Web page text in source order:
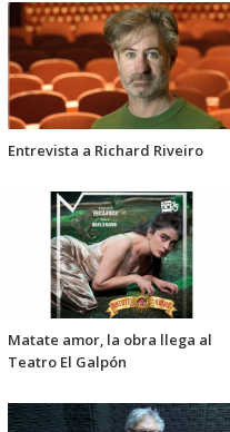
Entrevista a Richard Riveiro
Matate amor, la obra llega al
Teatro El Galpón